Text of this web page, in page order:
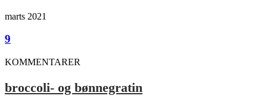
marts 2021
9
KOMMENTARER
broccoli- og bønnegratin